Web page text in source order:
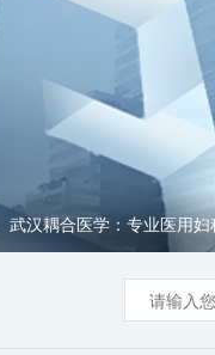
武汉耦合医学：专业医用